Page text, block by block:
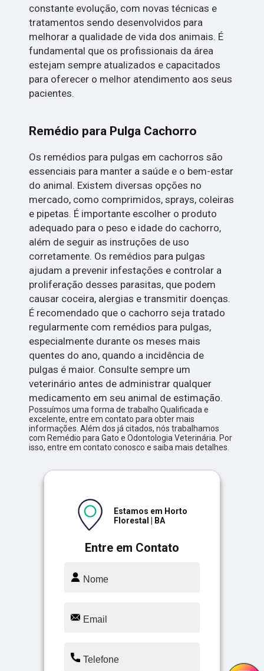
constante evolução, com novas técnicas e
tratamentos sendo desenvolvidos para
melhorar a qualidade de vida dos animais. É
fundamental que os profissionais da área
estejam sempre atualizados e capacitados
para oferecer o melhor atendimento aos seus
pacientes.
Remédio para Pulga Cachorro
Os remédios para pulgas em cachorros são
essenciais para manter a saúde e o bem-estar
do animal. Existem diversas opções no
mercado, como comprimidos, sprays, coleiras
e pipetas. É importante escolher o produto
adequado para o peso e idade do cachorro,
além de seguir as instruções de uso
corretamente. Os remédios para pulgas
ajudam a prevenir infestações e controlar a
proliferação desses parasitas, que podem
causar coceira, alergias e transmitir doenças.
É recomendado que o cachorro seja tratado
regularmente com remédios para pulgas,
especialmente durante os meses mais
quentes do ano, quando a incidência de
pulgas é maior. Consulte sempre um
veterinário antes de administrar qualquer
medicamento em seu animal de estimação.
Possuímos uma forma de trabalho Qualificada e
excelente, entre em contato para obter mais
informações. Além dos já citados, nós trabalhamos
com Remédio para Gato e Odontologia Veterinária. Por
isso, entre em contato conosco e saiba mais detalhes.
Entre em Contato
Estamos em Horto
Florestal | BA